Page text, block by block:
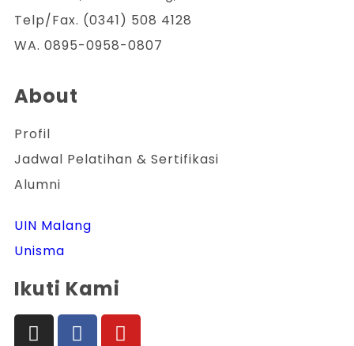
Telp/Fax. (0341) 508 4128
WA. 0895-0958-0807
About
Profil
Jadwal Pelatihan & Sertifikasi
Alumni
UIN Malang
Unisma
Ikuti Kami